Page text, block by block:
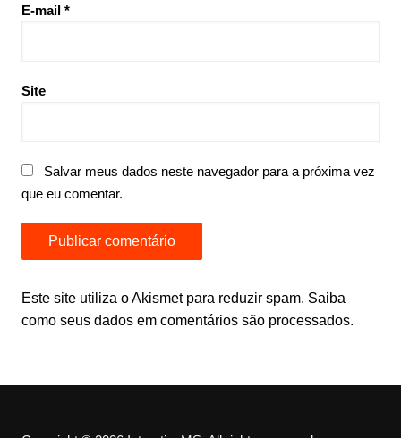
E-mail *
Site
Salvar meus dados neste navegador para a próxima vez
que eu comentar.
Este site utiliza o Akismet para reduzir spam. Saiba
como seus dados em comentários são processados.